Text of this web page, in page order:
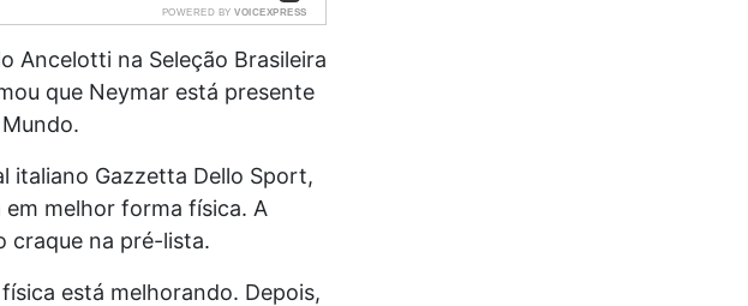
POWERED BY VOICEXPRESS
Ancelotti na Seleção Brasileira
que Neymar está presente
italiano Gazzetta Dello Sport,
melhor forma física. A
craque na pré-lista.
está melhorando. Depois,